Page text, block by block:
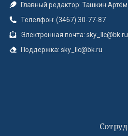
Главный редактор: Ташкин
Телелфон: (3467) 30-77-87
Электронная почта: sky_llc@bk.ru
Поддержка: sky_llc@bk.ru